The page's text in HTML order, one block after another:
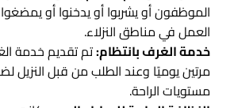
الموظفون أو يشربوا أو يدخنوا أو يمضغوا
العمل في مناطق النزلاء.
خدمة الغرف بانتظام:تم تقديم خدمة
مرتين يوميًا وعند الطلب من قبل النزيل
مستويات الراحة.